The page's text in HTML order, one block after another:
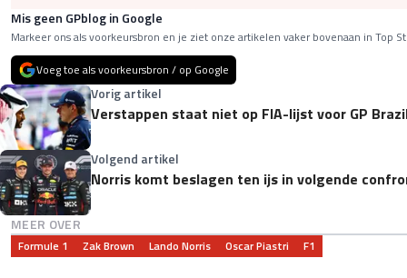
Mis geen GPblog in Google
Markeer ons als voorkeursbron en je ziet onze artikelen vaker bovenaan in Top
Voeg toe als voorkeursbron / op Google
Vorig artikel
Verstappen staat niet op FIA-lijst voor GP
Volgend artikel
Norris komt beslagen ten ijs in volgende
MEER OVER
Formule 1 Zak Brown Lando Norris Oscar Piastri F1